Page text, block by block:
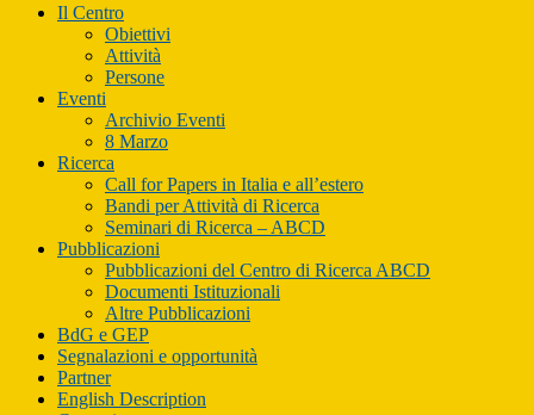
Il Centro
Obiettivi
Attività
Persone
Eventi
Archivio Eventi
8 Marzo
Ricerca
Call for Papers in Italia e all’estero
Bandi per Attività di Ricerca
Seminari di Ricerca – ABCD
Pubblicazioni
Pubblicazioni del Centro di Ricerca ABCD
Documenti Istituzionali
Altre Pubblicazioni
BdG e GEP
Segnalazioni e opportunità
Partner
English Description